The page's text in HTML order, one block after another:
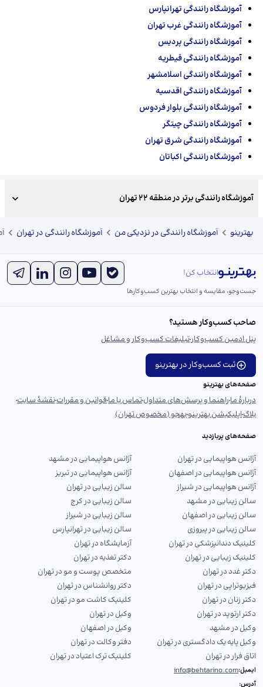
آموزشگاه رانندگی تهرانپارس
آموزشگاه رانندگی غرب تهران
آموزشگاه رانندگی پردیس
آموزشگاه رانندگی قیطریه
آموزشگاه رانندگی اسلامشهر
آموزشگاه رانندگی اقدسیه
آموزشگاه رانندگی بلوار فردوس
آموزشگاه رانندگی چیتگر
آموزشگاه رانندگی شرق تهران
آموزشگاه رانندگی اکباتان
آموزشگاه رانندگی برتر در منطقه 22 تهران
بهترینو آموزشگاه رانندگی در نزدیکی من آموزشگاه رانندگی در تهران
انتخاب کن!
جست‌و‌جو، مقایسه و انتخاب بهترین کسب‌وکارها
صاحب کسب‌وکار هستید؟
پنل ادمین کسب‌وکارتبلیغات کسب‌وکار و مشاغل
ثبت کسب‌وکار در بهترینو
صفحه‌های بهترینو
دربارهٔ ماراهنما و پرسش‌های متداولتماس با ماقوانین و مقرراتنقشهٔ سایت
بلاگاپلیکیشن بهترینوبهجو (مخصوص تهران)
صفحه‌های پربازدید
آژانس هواپیمایی در تهران
آژانس هواپیمایی در مشهد
آژانس هواپیمایی در اصفهان
آژانس هواپیمایی در تبریز
آژانس هواپیمایی در شیراز
سالن زیبایی در تهران
سالن زیبایی در مشهد
سالن زیبایی در کرج
سالن زیبایی در اصفهان
سالن زیبایی در شیراز
سالن زیبایی در پیروزی
سالن زیبایی در تهرانپارس
کلینیک دندانپزشکی در تهران
آزمایشگاه در تهران
کلینیک زیبایی در تهران
دکتر تغذیه در تهران
دکتر غدد در تهران
متخصص پوست و مو در تهران
فیزیوتراپی در تهران
دکتر روانشناس در تهران
دکتر زنان در تهران
کلینیک کاشت مو در تهران
دکتر ارتوپد در تهران
وکیل در تهران
وکیل در مشهد
وکیل در اصفهان
وکیل پایه یک دادگستری در تهران
دفتر وکالت در تهران
اتاق فرار در تهران
کلینیک ترک اعتیاد در تهران
ایمیل:info@behtarino.com
آدرس: